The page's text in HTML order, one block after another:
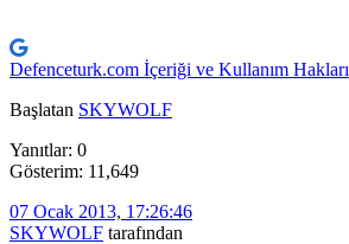
Defenceturk.com İçeriği ve Kullanım Hakları
Başlatan SKYWOLF
Yanıtlar: 0
Gösterim: 11,649
07 Ocak 2013, 17:26:46
SKYWOLF tarafından